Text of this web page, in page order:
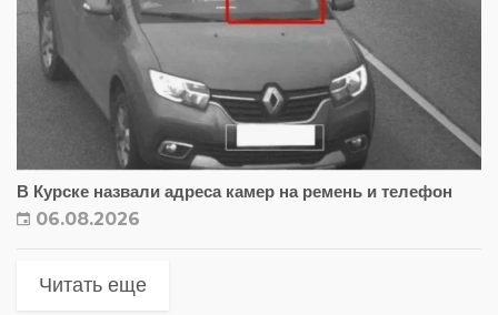
В Курске назвали адреса камер на ремень и телефон
06.08.2026
Читать еще